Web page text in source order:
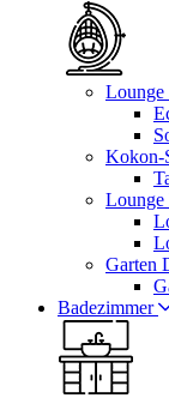
Lounge
Kokon-
Lounge
Garten
Badezimmer